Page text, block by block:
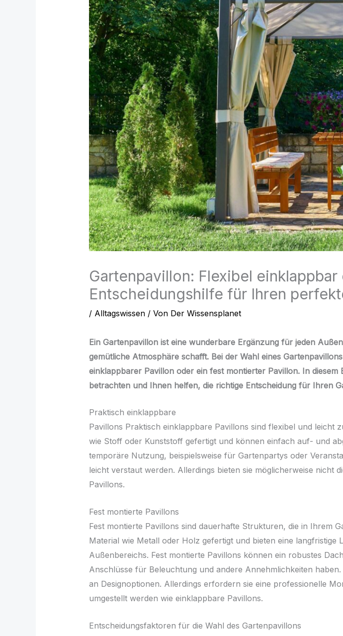
Gartenpavillon: Flexibel
Entscheidungshilfe für Ihren
/ Alltagswissen/ Von Der Wissensplanet
Ein Gartenpavillon ist eine wunderbare Ergänzung für jeden
gemütliche Atmosphäre schafft. Bei der Wahl eines
einklappbarer Pavillon oder ein fest montierter Pavillon. In
betrachten und Ihnen helfen, die richtige Entscheidung für Ihren
Praktisch einklappbare
Pavillons Praktisch einklappbare Pavillons sind flexibel und leicht
wie Stoff oder Kunststoff gefertigt und können einfach auf- und
temporäre Nutzung, beispielsweise für Gartenpartys oder
leicht verstaut werden. Allerdings bieten sie möglicherweise nicht
Pavillons.
Fest montierte Pavillons
Fest montierte Pavillons sind dauerhafte Strukturen, die in Ihrem
Material wie Metall oder Holz gefertigt und bieten eine
Außenbereichs. Fest montierte Pavillons können ein robustes
Anschlüsse für Beleuchtung und andere Annehmlichkeiten
an Designoptionen. Allerdings erfordern sie eine professionelle
umgestellt werden wie einklappbare Pavillons.
Entscheidungsfaktoren für die Wahl des Gartenpavillons